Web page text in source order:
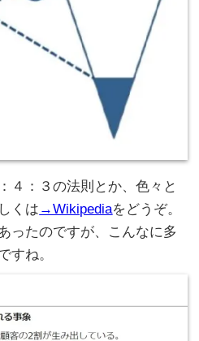
４：３の法則とか、色々と
くは →Wikipediaをどうぞ。
ったのですが、こんなに多
すね。